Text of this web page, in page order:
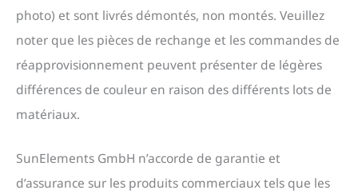
photo) et sont livrés démontés, non montés. Veuillez
noter que les pièces de rechange et les commandes de
réapprovisionnement peuvent présenter de légères
différences de couleur en raison des différents lots de
matériaux.
SunElements GmbH n’accorde de garantie et
d’assurance sur les produits commerciaux tels que les